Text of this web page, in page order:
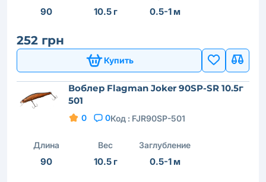
90 10.5 г 0.5-1 м
252 грн
Купить
Воблер Flagman Joker 90SP-SR 10.5г
501
0 0Код : FJR90SP-501
Длина
90
Вес
10.5 г
Заглубление
0.5-1 м